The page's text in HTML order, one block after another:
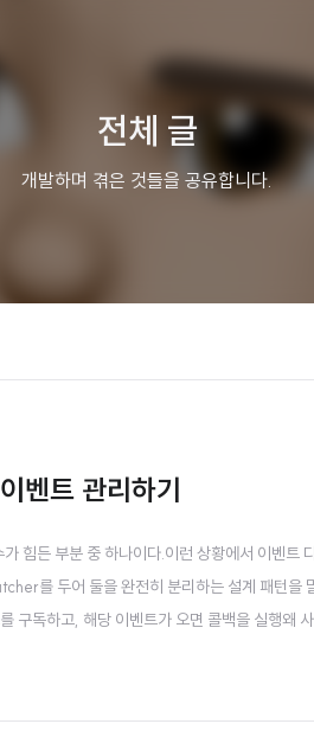
전체 글
개발하며 겪은 것들을 공유합니다.
벤트 관리하기
힘든 부분 중 하나이다.이런 상황에서 이벤
를 두어 둘을 완전히 분리하는 설계 패턴
구독하고, 해당 이벤트가 오면 콜백을 실행